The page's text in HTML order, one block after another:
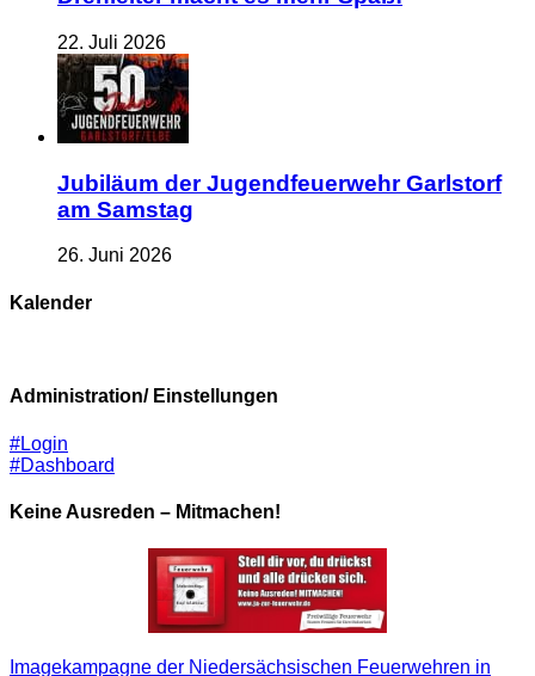
22. Juli 2026
Jubiläum der Jugendfeuerwehr Garlstorf
am Samstag
26. Juni 2026
Kalender
Administration/ Einstellungen
#Login
#Dashboard
Keine Ausreden – Mitmachen!
Imagekampagne der Niedersächsischen Feuerwehren in